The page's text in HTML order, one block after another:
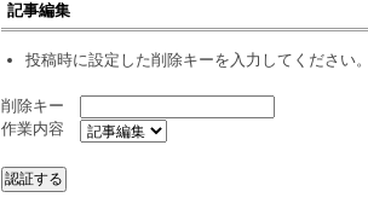
記事編集
投稿時に設定した削除キーを入力してください
削除キー
作業内容